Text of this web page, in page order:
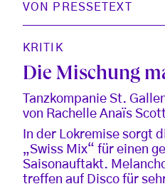
VON
PRESSETEXT
KRITIK
Die Mischung
Tanzkompanie St.
von Rachelle Anaïs
In der Lokremise sorgt
„Swiss Mix“ für einen
Saisonauftakt.
treffen auf Disco für